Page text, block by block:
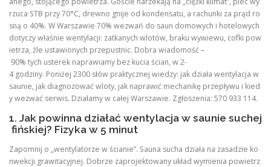
rzuca STB przy 70°C, drewno gnije od kondensatu, a rachunki za prąd ro
sną o 40%. W Warszawie 70% wezwań do saun domowych i hotelowych
dotyczy właśnie wentylacji: zatkanych wlotów, braku wywiewu, cofki pow
ietrza, źle ustawionych przepustnic. Dobra wiadomość –
90% tych usterek naprawiamy bez kucia ścian, w 2-
4 godziny. Poniżej 2300 słów praktycznej wiedzy: jak działa wentylacja w
saunie, jak diagnozować wloty, jak naprawić mechanikę przepływu i kied
y wezwać serwis. Działamy w całej Warszawie. Zgłoszenia: 570 933 114.
1. Jak powinna działać wentylacja w saunie suchej
fińskiej? Fizyka w 5 minut
Zapomnij o „wentylatorze w ścianie”. Sauna sucha działa na zasadzie ko
nwekcji grawitacyjnej. Dobrze zaprojektowany układ wymienia powietrz